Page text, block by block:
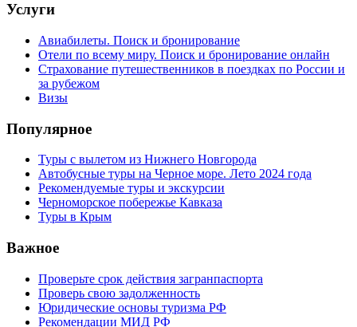
Услуги
Авиабилеты. Поиск и бронирование
Отели по всему миру. Поиск и бронирование онлайн
Страхование путешественников в поездках по России и
за рубежом
Визы
Популярное
Туры с вылетом из Нижнего Новгорода
Автобусные туры на Черное море. Лето 2024 года
Рекомендуемые туры и экскурсии
Черноморское побережье Кавказа
Туры в Крым
Важное
Проверьте срок действия загранпаспорта
Проверь свою задолженность
Юридические основы туризма РФ
Рекомендации МИД РФ